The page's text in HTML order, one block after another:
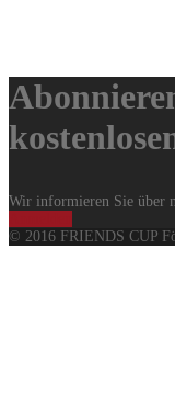
Wir informieren Sie über
© 2016 FRIENDS CUP